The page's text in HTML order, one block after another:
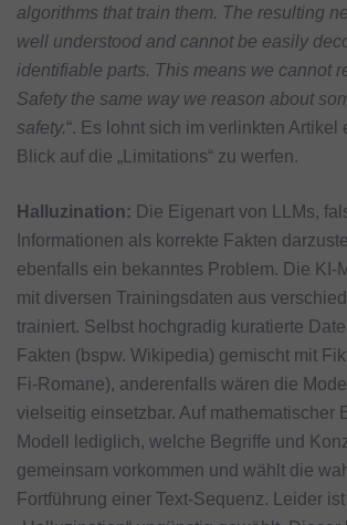
algorithms that train them. The resulting
well understood and cannot be easily
identifiable parts. This means we cannot
Safety the same way we reason about
safety.“. Es lohnt sich im verlinkten Artikel
Blick auf die „Limitations“ zu werfen.
Halluzination: Die Eigenart von LLMs,
Informationen als korrekte Fakten
ebenfalls ein bekanntes Problem. Die KI-
mit diversen Trainingsdaten aus
trainiert. Selbst hochgradig kuratierte
Fakten (bspw. Wikipedia) gemischt mit
Fi-Romane), anderenfalls wären die
vielseitig einsetzbar. Auf mathematischer
Modell lediglich, welche Begriffe und
gemeinsam vorkommen und wählt die
Fortführung einer Text-Sequenz. Leider